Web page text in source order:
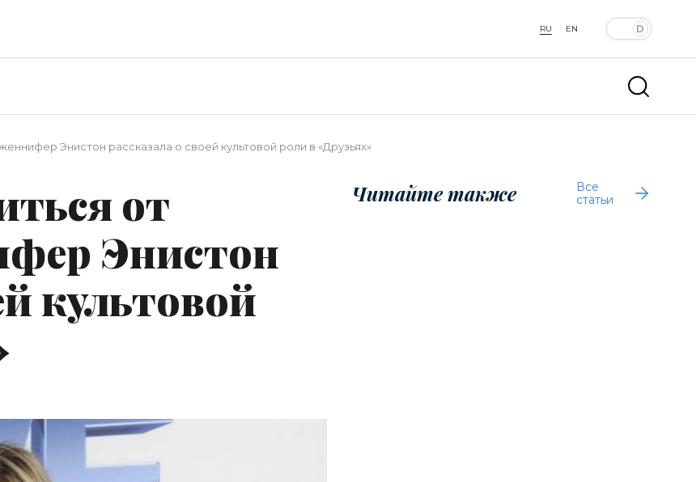
RU EN
Энистон рассказала о своей культовой роли в «Друзьях»
от
Энистон
культовой
Читайте также
Все
статьи